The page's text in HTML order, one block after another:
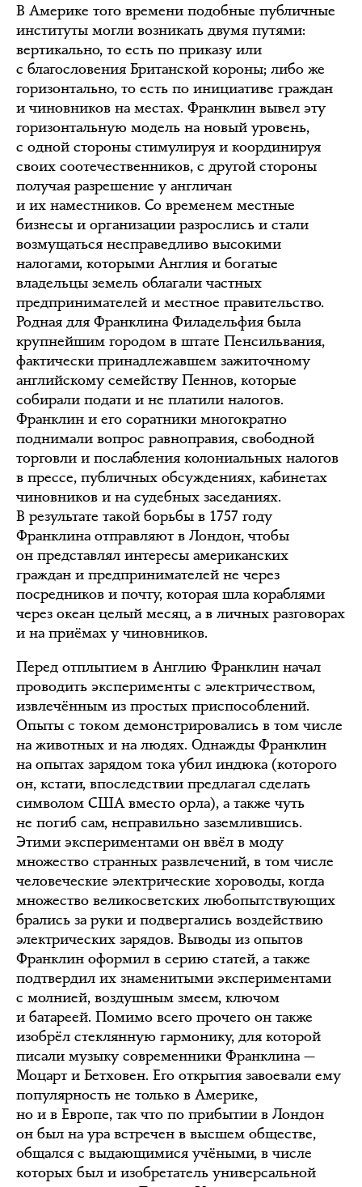
В Америке того времени подобные публичные
институты могли возникать двумя путями:
вертикально, то есть по приказу или
с благословения Британской короны; либо же
горизонтально, то есть по инициативе граждан
и чиновников на местах. Франклин вывел эту
горизонтальную модель на новый уровень,
с одной стороны стимулируя и координируя
своих соотечественников, с другой стороны
получая разрешение у англичан
и их наместников. Со временем местные
бизнесы и организации разрослись и стали
возмущаться несправедливо высокими
налогами, которыми Англия и богатые
владельцы земель облагали частных
предпринимателей и местное правительство.
Родная для Франклина Филадельфия была
крупнейшим городом в штате Пенсильвания,
фактически принадлежавшем зажиточному
английскому семейству Пеннов, которые
собирали подати и не платили налогов.
Франклин и его соратники многократно
поднимали вопрос равноправия, свободной
торговли и послабления колониальных налогов
в прессе, публичных обсуждениях, кабинетах
чиновников и на судебных заседаниях.
В результате такой борьбы в 1757 году
Франклина отправляют в Лондон, чтобы
он представлял интересы американских
граждан и предпринимателей не через
посредников и почту, которая шла кораблями
через океан целый месяц, а в личных разговорах
и на приёмах у чиновников.
Перед отплытием в Англию Франклин начал
проводить эксперименты с электричеством,
извлечённым из простых приспособлений.
Опыты с током демонстрировались в том числе
на животных и на людях. Однажды Франклин
на опытах зарядом тока убил индюка (которого
он, кстати, впоследствии предлагал сделать
символом США вместо орла), а также чуть
не погиб сам, неправильно заземлившись.
Этими экспериментами он ввёл в моду
множество странных развлечений, в том числе
человеческие электрические хороводы, когда
множество великосветских любопытствующих
брались за руки и подвергались воздействию
электрических зарядов. Выводы из опытов
Франклин оформил в серию статей, а также
подтвердил их знаменитыми экспериментами
с молнией, воздушным змеем, ключом
и батареей. Помимо всего прочего он также
изобрёл стеклянную гармонику, для которой
писали музыку современники Франклина —
Моцарт и Бетховен. Его открытия завоевали ему
популярность не только в Америке,
но и в Европе, так что по прибытии в Лондон
он был на ура встречен в высшем обществе,
общался с выдающимися учёными, в числе
которых был и изобретатель универсальной